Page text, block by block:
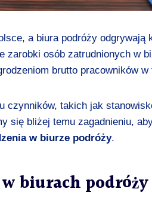
a biura podróży odgrywają
zarobki osób zatrudnionych w
brutto pracowników w
czynników, takich jak
się bliżej temu zagadnieniu,
w biurze podróży.
biurach podróży